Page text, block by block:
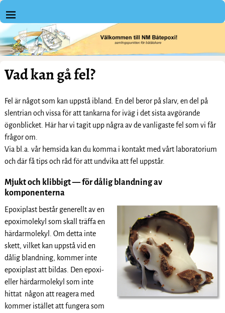
Vad kan gå fel?
Fel är något som kan uppstå ibland. En del beror på slarv, en del på
slentrian och vissa för att tankarna for iväg i det sista avgörande
ögonblicket. Här har vi tagit upp några av de vanligaste fel som vi får
frågor om.
Via bl.a. vår hemsida kan du komma i kontakt med vårt laboratorium
och där få tips och råd för att undvika att fel uppstår.
Mjukt och klibbigt — för dålig blandning av
komponenterna
Epoxiplast består generellt av en
epoximolekyl som skall träffa en
härdarmolekyl. Om detta inte
skett, vilket kan uppstå vid en
dålig blandning, kommer inte
epoxiplast att bildas. Den epoxi-
eller härdarmolekyl som inte
hittat någon att reagera med
kommer istället att fungera som